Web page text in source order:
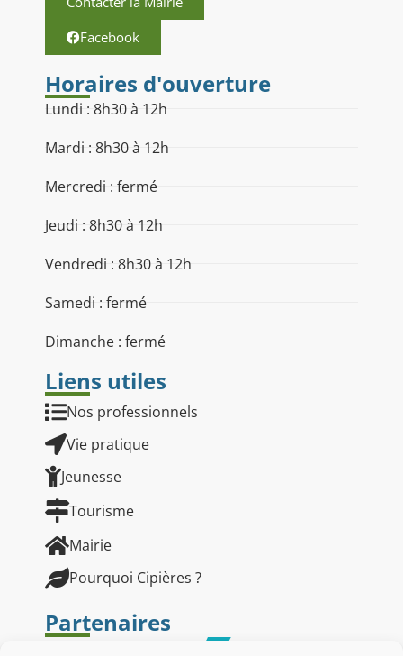
Facebook
Horaires d'ouverture
Lundi : 8h30 à 12h
Mardi : 8h30 à 12h
Mercredi : fermé
Jeudi : 8h30 à 12h
Vendredi : 8h30 à 12h
Samedi : fermé
Dimanche : fermé
Liens utiles
Nos professionnels
Vie pratique
Jeunesse
Tourisme
Mairie
Pourquoi Cipières ?
Partenaires